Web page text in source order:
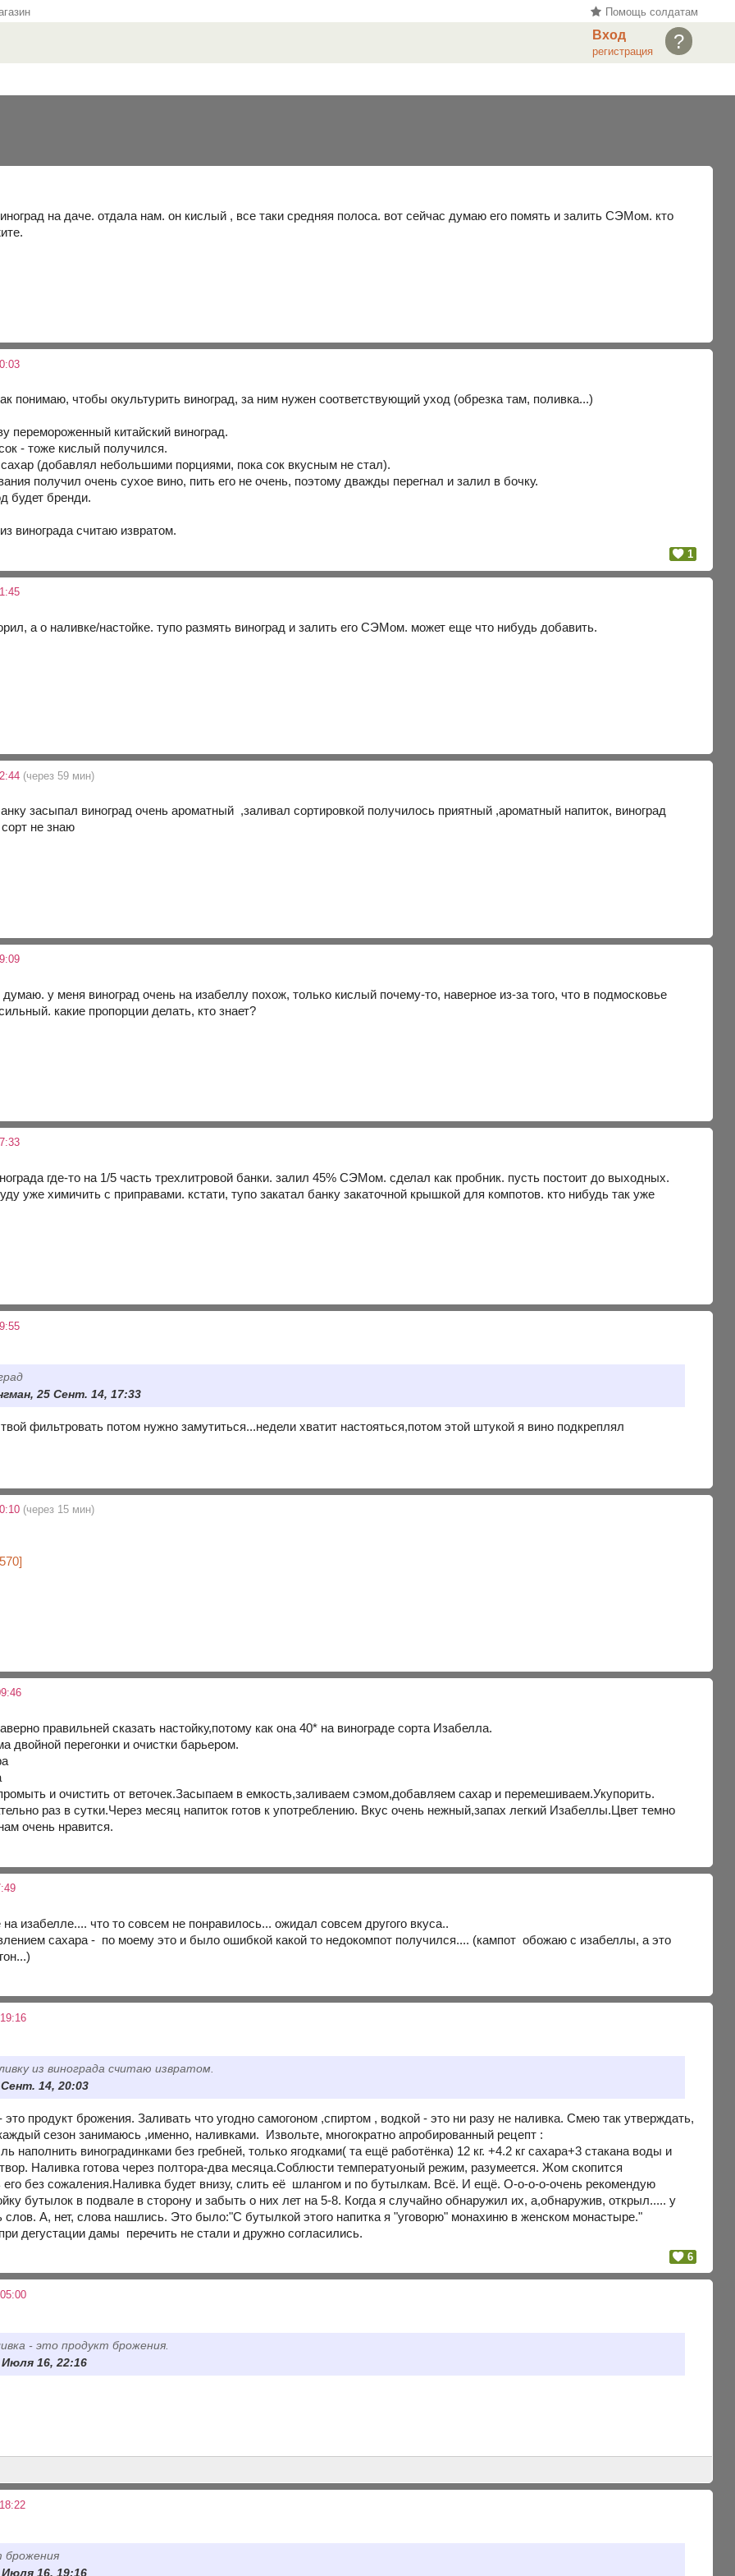
Помощь солдатам
?
Вход
регистрация
на даче. отдала нам. он кислый , все таки средняя полоса. вот сейчас думаю его помять и залить СЭМом. кто
понимаю, чтобы окультурить виноград, за ним нужен соответствующий уход (обрезка там, поливка...)
перемороженный китайский виноград.
- тоже кислый получился.
(добавлял небольшими порциями, пока сок вкусным не стал).
получил очень сухое вино, пить его не очень, поэтому дважды перегнал и залил в бочку.
будет бренди.
винограда считаю извратом.
1
а о наливке/настойке. тупо размять виноград и залить его СЭМом. может еще что нибудь добавить.
(через 59 мин)
засыпал виноград очень ароматный ,заливал сортировкой получилось приятный ,ароматный напиток, виноград
не знаю
у меня виноград очень на изабеллу похож, только кислый почему-то, наверное из-за того, что в подмосковье
какие пропорции делать, кто знает?
где-то на 1/5 часть трехлитровой банки. залил 45% СЭМом. сделал как пробник. пусть постоит до выходных.
уже химичить с приправами. кстати, тупо закатал банку закаточной крышкой для компотов. кто нибудь так уже
25 Сент. 14, 17:33
фильтровать потом нужно замутиться...недели хватит настояться,потом этой штукой я вино подкреплял
(через 15 мин)
правильней сказать настойку,потому как она 40* на винограде сорта Изабелла.
двойной перегонки и очистки барьером.
и очистить от веточек.Засыпаем в емкость,заливаем сэмом,добавляем сахар и перемешиваем.Укупорить.
раз в сутки.Через месяц напиток готов к употреблению. Вкус очень нежный,запах легкий Изабеллы.Цвет темно
очень нравится.
изабелле.... что то совсем не понравилось... ожидал совсем другого вкуса..
сахара - по моему это и было ошибкой какой то недокомпот получился.... (кампот обожаю с изабеллы, а это
из винограда считаю извратом.
14, 20:03
это продукт брожения. Заливать что угодно самогоном ,спиртом , водкой - это ни разу не наливка. Смею так утверждать,
сезон занимаюсь ,именно, наливками. Извольте, многократно апробированный рецепт :
наполнить виноградинками без гребней, только ягодками( та ещё работёнка) 12 кг. +4.2 кг сахара+3 стакана воды и
Наливка готова через полтора-два месяца.Соблюсти температуоный режим, разумеется. Жом скопится
его без сожаления.Наливка будет внизу, слить её шлангом и по бутылкам. Всё. И ещё. О-о-о-о-очень рекомендую
бутылок в подвале в сторону и забыть о них лет на 5-8. Когда я случайно обнаружил их, а,обнаружив, открыл..... у
слов. А, нет, слова нашлись. Это было:"С бутылкой этого напитка я "уговорю" монахиню в женском монастыре."
дегустации дамы перечить не стали и дружно согласились.
6
- это продукт брожения.
Июля 16, 22:16
брожения
Июля 16, 19:16